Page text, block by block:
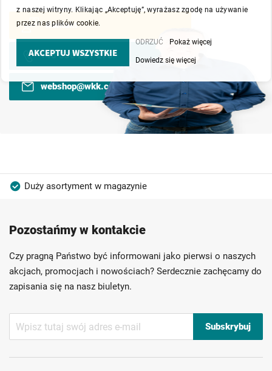
Kontakt
+48 530 201 275
webshop@wkk.com.pl
Duży asortyment w magazynie
Szybka dostawa
Indywidualni doradcy
Ponad 40 lat doświadczenia
Możliwość własnego etykietowania
Pozostańmy w kontakcie
Czy pragną Państwo być informowani jako pierwsi o naszych
akcjach, promocjach i nowościach? Serdecznie zachęcamy do
zapisania się na nasz biuletyn.
nasz
Subskrybuj
z naszej witryny. Klikając „Akceptuję”, wyrażasz zgodę na używanie
przez nas plików cookie.
AKCEPTUJ WSZYSTKIE
ODRZUĆ Pokaż więcej
Dowiedz się więcej